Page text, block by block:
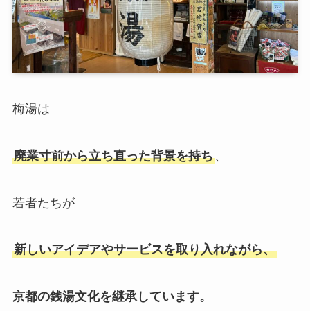
梅湯は
廃業寸前から立ち直った背景を持ち、
若者たちが
新しいアイデアやサービスを取り入れながら、
京都の銭湯文化を継承しています。